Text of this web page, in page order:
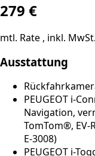
279 €
mtl. Rate , inkl. MwSt.
Ausstattung
PEUGEOT i-
Navigation,
TomTom®,
E-3008)
PEUGEOT i-